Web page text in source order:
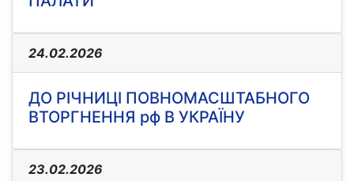
24.02.2026
ДО РІЧНИЦІ ПОВНОМАСШТАБНОГО
ВТОРГНЕННЯ рф В УКРАЇНУ
23.02.2026